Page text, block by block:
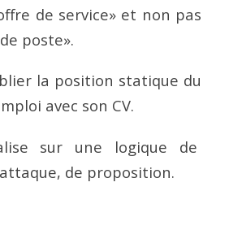
de service» et non pas
poste».
la position statique du
avec son CV.
sur une logique de
de proposition.